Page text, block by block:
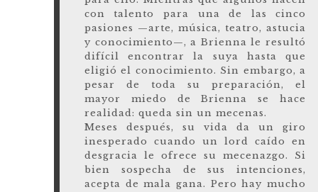
con talento para una de las cinco
pasiones —arte, música, teatro, astucia
y conocimiento—, a Brienna le resultó
difícil encontrar la suya hasta que
eligió el conocimiento. Sin embargo, a
pesar de toda su preparación, el
mayor miedo de Brienna se hace
realidad: queda sin un mecenas.
Meses después, su vida da un giro
inesperado cuando un lord caído en
desgracia le ofrece su mecenazgo. Si
bien sospecha de sus intenciones,
acepta de mala gana. Pero hay mucho